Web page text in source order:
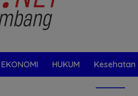
EKONOMI HUKUM Kesehatan